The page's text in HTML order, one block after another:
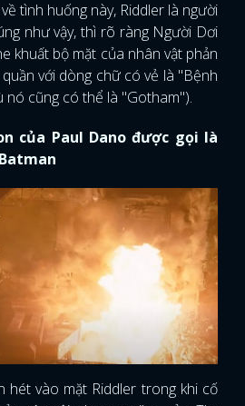
tình huống này, Riddler là người
như vậy, thì rõ ràng Người Dơi
khuất bộ mặt của nhân vật phản
với dòng chữ có vẻ là "Bệnh
nó cũng có thể là "Gotham").
của Paul Dano được gọi là
hét vào mặt Riddler trong khi cố